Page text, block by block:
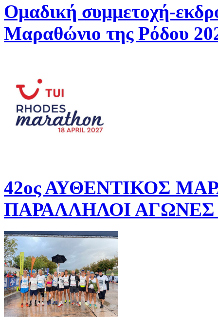
Ομαδική συμμετοχή-
Μαραθώνιο της Ρόδου
42ος ΑΥΘΕΝΤΙΚΟΣ
ΠΑΡΑΛΛΗΛΟΙ ΑΓΩΝΕΣ